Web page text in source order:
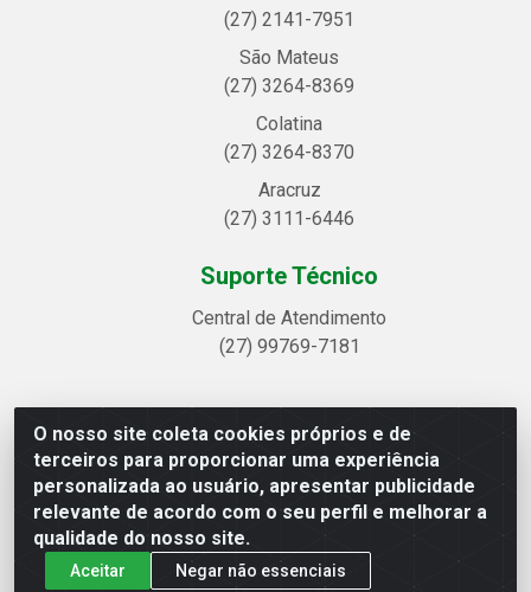
O nosso site coleta cookies próprios e de
terceiros para proporcionar uma experiência
personalizada ao usuário, apresentar publicidade
relevante de acordo com o seu perfil e melhorar a
qualidade do nosso site.
Aceitar Negar não essenciais
(27) 2141-7951
São Mateus
(27) 3264-8369
Colatina
(27) 3264-8370
Aracruz
(27) 3111-6446
Suporte Técnico
Central de Atendimento
(27) 99769-7181
Linhavix Distribuidora LTDA - Avenida Alegre, 2521 -
Quadra314 Lote 05 e 07 - Shell, Linhares/ES - CEP
29.901-605 - CNPJ 20.857.514/0001-75